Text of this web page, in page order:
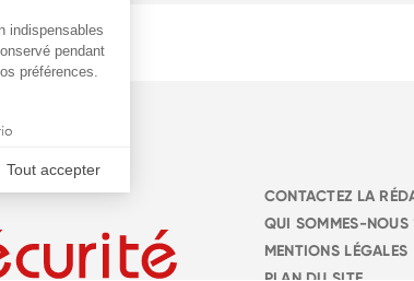
CONTACTEZ LA
QUI SOMMES-NOUS
MENTIONS LÉGALES